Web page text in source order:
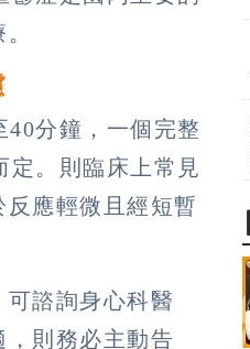
分鐘，一個完整
定。則臨床上常見
應輕微且經短暫
諮詢身心科醫
則務必主動告